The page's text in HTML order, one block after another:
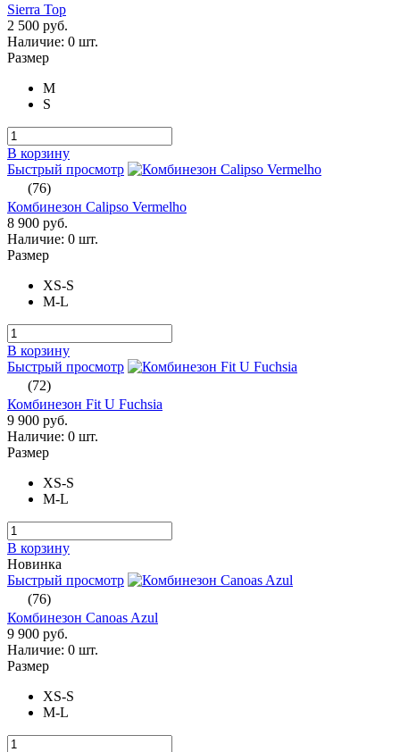
Sierra Top
2 500 руб.
Наличие: 0 шт.
Размер
M
S
В корзину
Быстрый просмотр
(76)
Комбинезон Calipso Vermelho
8 900 руб.
Наличие: 0 шт.
Размер
XS-S
M-L
В корзину
Быстрый просмотр
(72)
Комбинезон Fit U Fuchsia
9 900 руб.
Наличие: 0 шт.
Размер
XS-S
M-L
В корзину
Новинка
Быстрый просмотр
(76)
Комбинезон Canoas Azul
9 900 руб.
Наличие: 0 шт.
Размер
XS-S
M-L